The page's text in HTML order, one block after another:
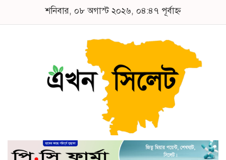
শনিবার, ০৮ অগাস্ট ২০২৬, ০৪:৪৭ পূর্বাহ্ন